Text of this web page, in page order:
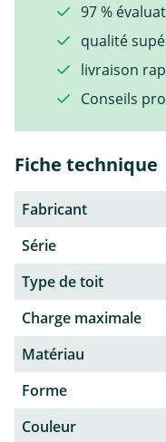
97 %
qualité
livraison
Conseils pro
Fiche technique
Fabricant
Série
Type de toit
Charge maximale
Matériau
Forme
Couleur